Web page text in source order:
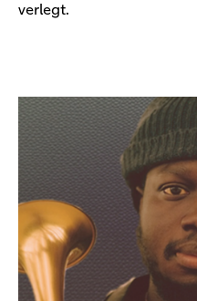
verlegt.